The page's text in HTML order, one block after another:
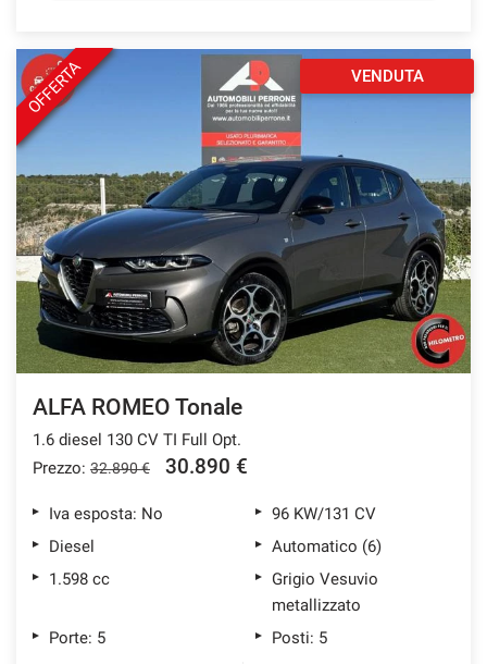
OFFERTA VENDUTA
ALFA ROMEO Tonale
1.6 diesel 130 CV TI Full Opt.
Prezzo: 32.890 € 30.890 €
Iva esposta: No
96 KW/131 CV
Diesel
Automatico (6)
1.598 cc
Grigio Vesuvio
metallizzato
Porte: 5
Posti: 5